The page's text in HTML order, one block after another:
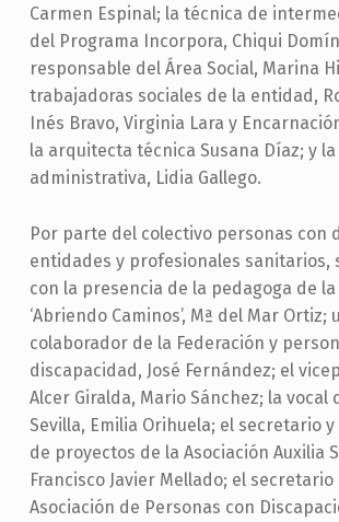
Carmen Espinal; la técnica de
del Programa Incorpora, Chiqui
responsable del Área Social, Marina
trabajadoras sociales de la entidad,
Inés Bravo, Virginia Lara y
la arquitecta técnica Susana Díaz; y la
administrativa, Lidia Gallego.
Por parte del colectivo personas con
entidades y profesionales sanitarios,
con la presencia de la pedagoga de la
‘Abriendo Caminos’, Mª del Mar Ortiz;
colaborador de la Federación y
discapacidad, José Fernández; el
Alcer Giralda, Mario Sánchez; la vocal
Sevilla, Emilia Orihuela; el secretario
de proyectos de la Asociación Auxilia
Francisco Javier Mellado; el secretario
Asociación de Personas con